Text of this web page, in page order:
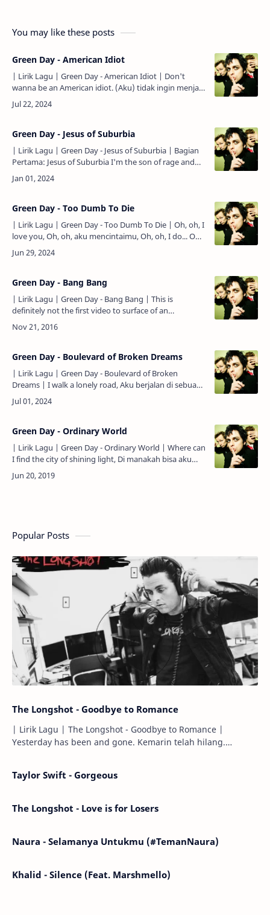
You may like these posts
Green Day - American Idiot
| Lirik Lagu | Green Day - American Idiot | Don't
wanna be an American idiot. (Aku) tidak ingin menjadi
Orang Amerika yang idiot. Don't want a nation under
the ne…
Green Day - Jesus of Suburbia
| Lirik Lagu | Green Day - Jesus of Suburbia | Bagian
Pertama: Jesus of Suburbia I'm the son of rage and
love. Aku adalah anak dari amarah dan cinta. The Jes…
Green Day - Too Dumb To Die
| Lirik Lagu | Green Day - Too Dumb To Die | Oh, oh, I
love you, Oh, oh, aku mencintaimu, Oh, oh, I do... Oh,
oh, aku memang mencintaimu... I got a sentimental
il…
Green Day - Bang Bang
| Lirik Lagu | Green Day - Bang Bang | This is
definitely not the first video to surface of an
execution. The blue stash of men, they claimed
responsibility…
Green Day - Boulevard of Broken Dreams
| Lirik Lagu | Green Day - Boulevard of Broken
Dreams | I walk a lonely road, Aku berjalan di sebuah
jalan yang sepi, The only one that I have ever known.
Satu-sat…
Green Day - Ordinary World
| Lirik Lagu | Green Day - Ordinary World | Where can
I find the city of shining light, Di manakah bisa aku
menemukan sebuah kota yang bersinar terang, In an
ordi…
Popular Posts
The Longshot - Goodbye to Romance
| Lirik Lagu | The Longshot - Goodbye to Romance |
Yesterday has been and gone. Kemarin telah hilang.
Taylor Swift - Gorgeous
The Longshot - Love is for Losers
Naura - Selamanya Untukmu (#TemanNaura)
Khalid - Silence (Feat. Marshmello)